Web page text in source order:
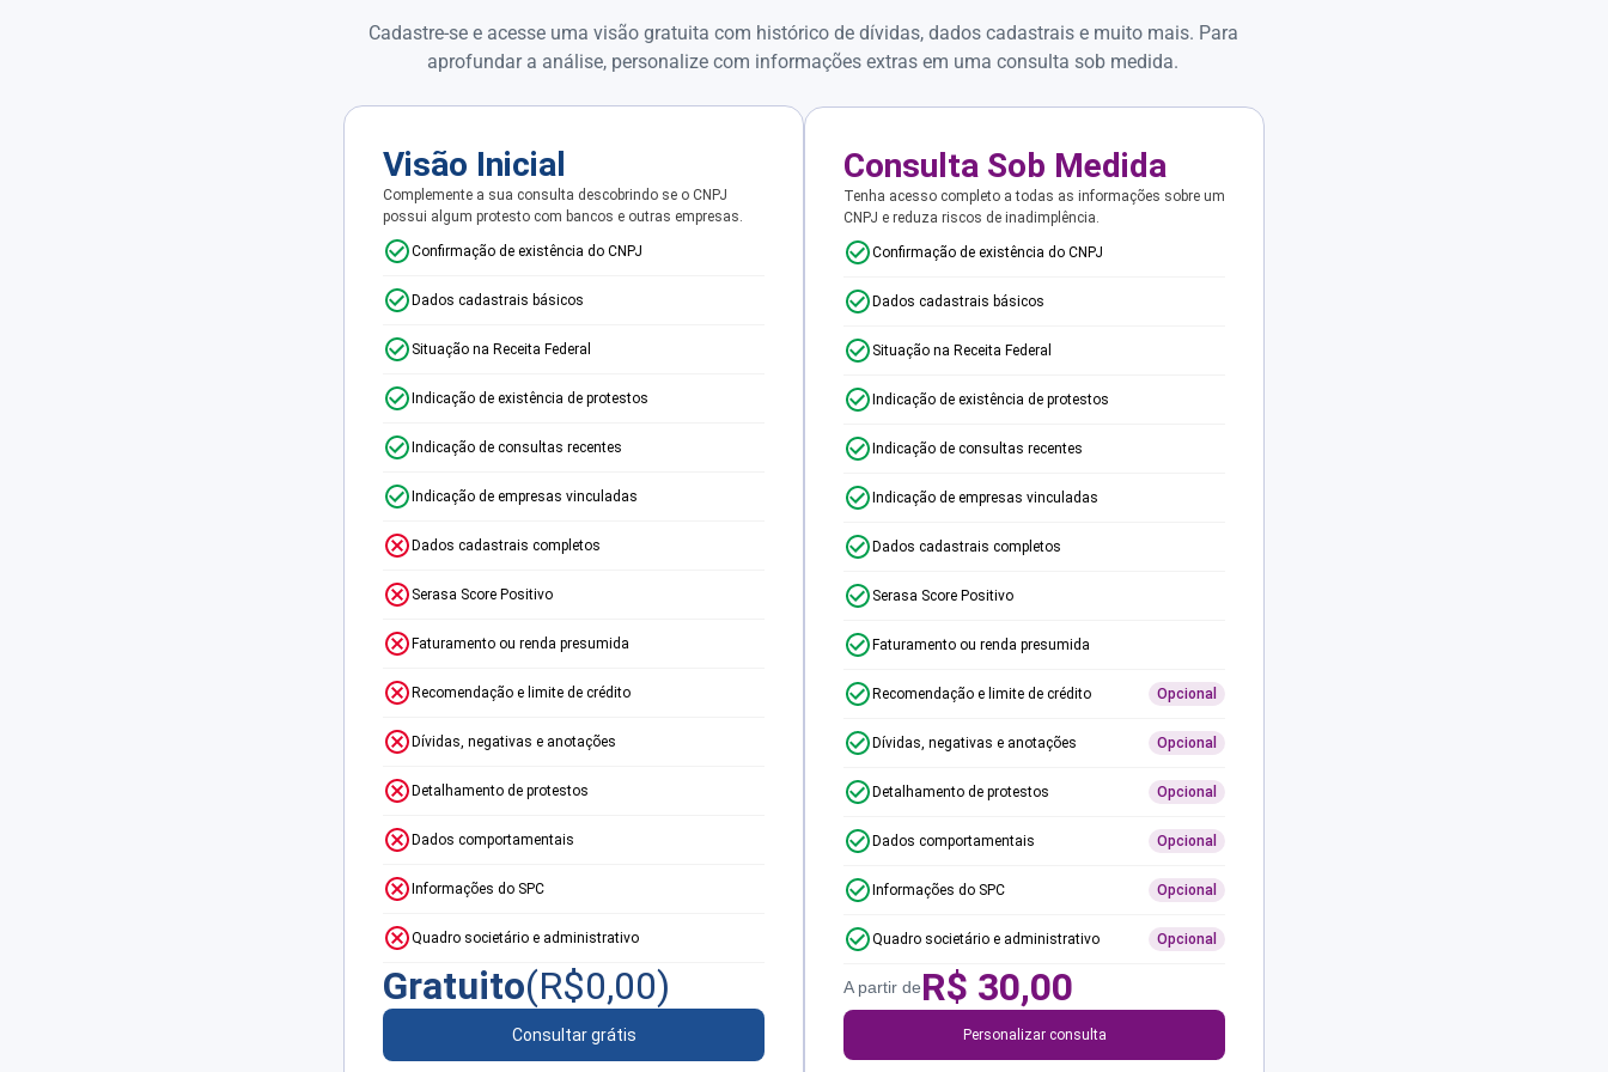
Cadastre-se e acesse uma visão gratuita com histórico de dívidas, dados cadastrais e muito mais. Para
aprofundar a análise, personalize com informações extras em uma consulta sob medida.
Visão Inicial
Complemente a sua consulta descobrindo se o CNPJ
possui algum protesto com bancos e outras empresas.
Confirmação de existência do CNPJ
Dados cadastrais básicos
Situação na Receita Federal
Indicação de existência de protestos
Indicação de consultas recentes
Indicação de empresas vinculadas
Dados cadastrais completos
Serasa Score Positivo
Faturamento ou renda presumida
Recomendação e limite de crédito
Dívidas, negativas e anotações
Detalhamento de protestos
Dados comportamentais
Informações do SPC
Quadro societário e administrativo
Gratuito(R$0,00)
Consultar grátis
Consulta Sob Medida
Tenha acesso completo a todas as informações sobre um
CNPJ e reduza riscos de inadimplência.
Confirmação de existência do CNPJ
Dados cadastrais básicos
Situação na Receita Federal
Indicação de existência de protestos
Indicação de consultas recentes
Indicação de empresas vinculadas
Dados cadastrais completos
Serasa Score Positivo
Faturamento ou renda presumida
Recomendação e limite de crédito Opcional
Dívidas, negativas e anotações Opcional
Detalhamento de protestos Opcional
Dados comportamentais Opcional
Informações do SPC Opcional
Quadro societário e administrativo Opcional
A partir deR$ 30,00
Personalizar consulta